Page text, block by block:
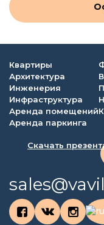
Квартиры
Архитектура
Инженерия
Инфраструктура
Аренда помещений
Аренда паркинга
Скачать